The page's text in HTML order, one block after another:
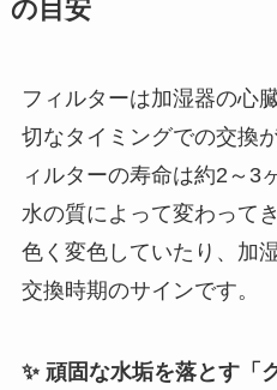
の目安
フィルターは加湿器の心
切なタイミングでの交換
ィルターの寿命は約2～3
水の質によって変わって
色く変色していたり、加
交換時期のサインです。
✨ 頑固な水垢を落とす「